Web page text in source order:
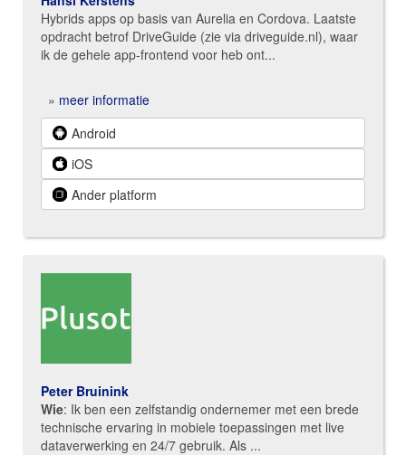
Hybrids apps op basis van Aurelia en Cordova. Laatste
opdracht betrof DriveGuide (zie via driveguide.nl), waar
ik de gehele app-frontend voor heb ont...
» meer informatie
Android
iOS
Ander platform
Peter Bruinink
Wie: Ik ben een zelfstandig ondernemer met een brede
technische ervaring in mobiele toepassingen met live
dataverwerking en 24/7 gebruik. Als ...